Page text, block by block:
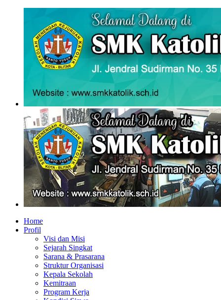
Home
Profil
Visi dan Misi
Sejarah Singkat
Sarana & Prasarana
Struktur Organisasi
Kepala Sekolah
Kemitraan
Program Kerja